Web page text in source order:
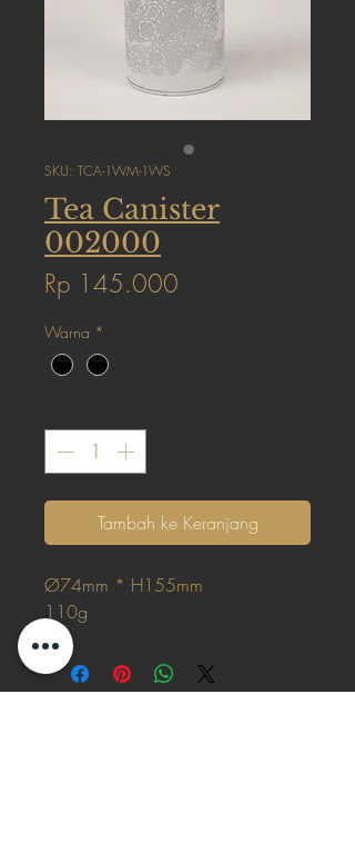
SKU: TCA-1WM-1WS
Tea Canister
002000
Rp 145.000
Warna *
Tambah ke Keranjang
Ø74mm * H155mm
110g